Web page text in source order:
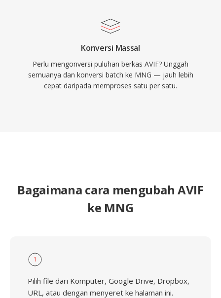
Konversi Massal
Perlu mengonversi puluhan berkas AVIF? Unggah
semuanya dan konversi batch ke MNG — jauh lebih
cepat daripada memproses satu per satu.
Bagaimana cara mengubah AVIF
ke MNG
1
Pilih file dari Komputer, Google Drive, Dropbox,
URL, atau dengan menyeret ke halaman ini.